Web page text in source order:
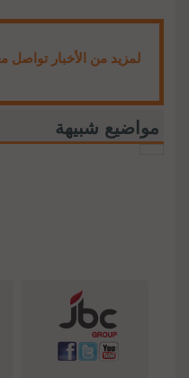
لمزيد من الأخبار تواصل
مواضيع شبيهة